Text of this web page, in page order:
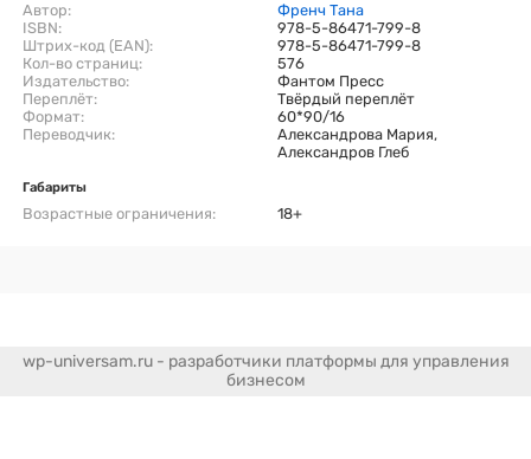
Автор:
Френч Тана
ISBN:
978-5-86471-799-8
Штрих-код (EAN):
978-5-86471-799-8
Кол-во страниц:
576
Издательство:
Фантом Пресс
Переплёт:
Твёрдый переплёт
Формат:
60*90/16
Переводчик:
Александрова Мария,
Александров Глеб
Габариты
Возрастные ограничения: 18+
wp-universam.ru - разработчики платформы для управления
бизнесом